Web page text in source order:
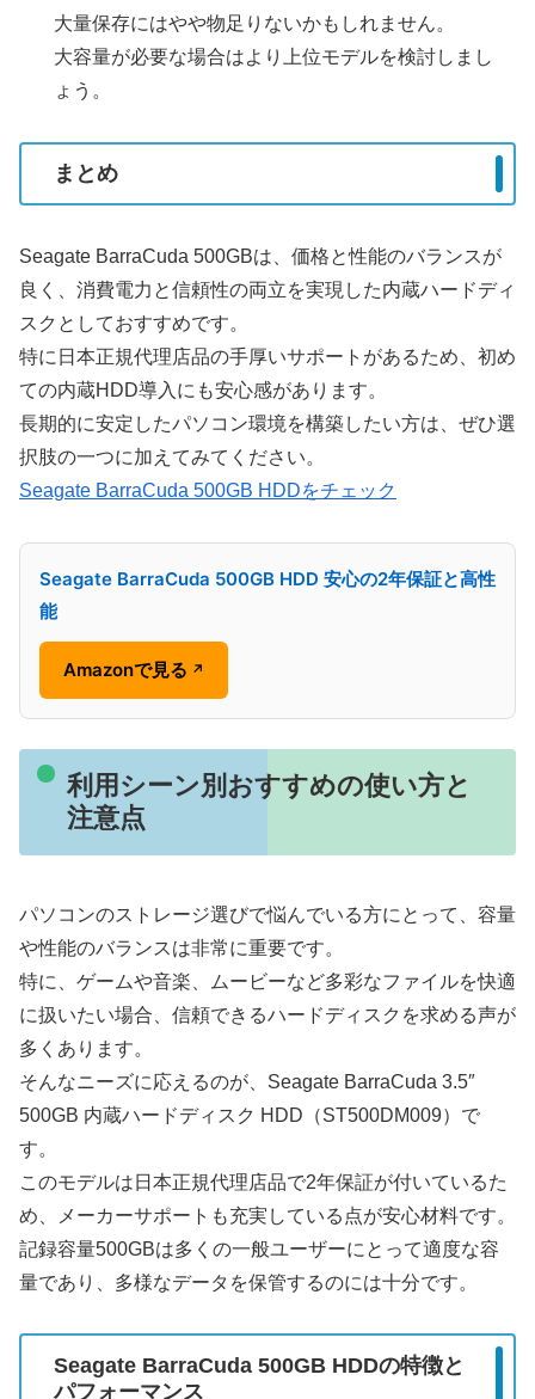
大量保存にはやや物足りないかもしれません。
大容量が必要な場合はより上位モデルを検討しまし
ょう。
まとめ
Seagate BarraCuda 500GBは、価格と性能のバランスが
良く、消費電力と信頼性の両立を実現した内蔵ハードディ
スクとしておすすめです。
特に日本正規代理店品の手厚いサポートがあるため、初め
ての内蔵HDD導入にも安心感があります。
長期的に安定したパソコン環境を構築したい方は、ぜひ選
択肢の一つに加えてみてください。
Seagate BarraCuda 500GB HDDをチェック
Seagate BarraCuda 500GB HDD 安心の2年保証と高性
能
Amazonで見る ↗
利用シーン別おすすめの使い方と
注意点
パソコンのストレージ選びで悩んでいる方にとって、容量
や性能のバランスは非常に重要です。
特に、ゲームや音楽、ムービーなど多彩なファイルを快適
に扱いたい場合、信頼できるハードディスクを求める声が
多くあります。
そんなニーズに応えるのが、Seagate BarraCuda 3.5″
500GB 内蔵ハードディスク HDD（ST500DM009）で
す。
このモデルは日本正規代理店品で2年保証が付いているた
め、メーカーサポートも充実している点が安心材料です。
記録容量500GBは多くの一般ユーザーにとって適度な容
量であり、多様なデータを保管するのには十分です。
Seagate BarraCuda 500GB HDDの特徴と
パフォーマンス